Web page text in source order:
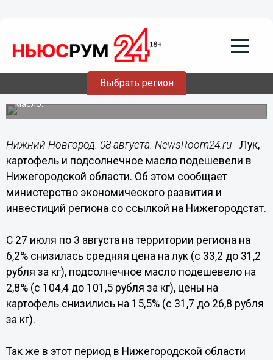
Выбрать регион
08.08.202009:38
Цены на лук, картофель и масло
снизились в Нижегородской области
Также подешевели говядина, свинина и сливочное
масло.
Нижний Новгород. 08 августа. NewsRoom24.ru - Лук,
картофель и подсолнечное масло подешевели в
Нижегородской области. Об этом сообщает
министерство экономического развития и
инвестиций региона со ссылкой на Нижегородстат.
С 27 июля по 3 августа на территории региона на
6,2% снизилась средняя цена на лук (с 33,2 до 31,2
рубля за кг), подсолнечное масло подешевело на
2,8% (с 104,4 до 101,5 рубля за кг), цены на
картофель снизились на 15,5% (с 31,7 до 26,8 рубля
за кг).
Так же в этот период в Нижегородской области